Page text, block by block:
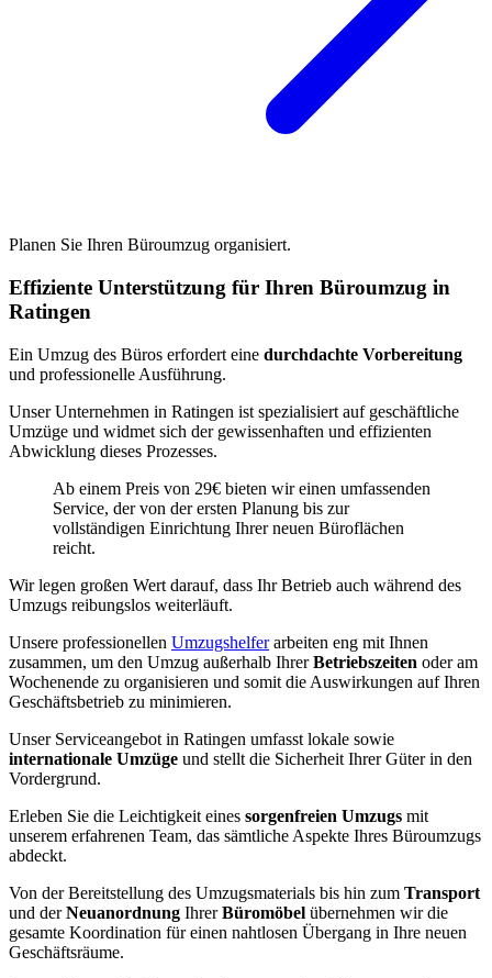
Planen Sie Ihren Büroumzug organisiert.
Effiziente Unterstützung für Ihren Büroumzug in
Ratingen
Ein Umzug des Büros erfordert eine durchdachte Vorbereitung
und professionelle Ausführung.
Unser Unternehmen in Ratingen ist spezialisiert auf geschäftliche
Umzüge und widmet sich der gewissenhaften und effizienten
Abwicklung dieses Prozesses.
Ab einem Preis von 29€ bieten wir einen umfassenden
Service, der von der ersten Planung bis zur
vollständigen Einrichtung Ihrer neuen Büroflächen
reicht.
Wir legen großen Wert darauf, dass Ihr Betrieb auch während des
Umzugs reibungslos weiterläuft.
Unsere professionellen Umzugshelferarbeiten eng mit Ihnen
zusammen, um den Umzug außerhalb IhrerBetriebszeiten oder am
Wochenende zu organisieren und somit die Auswirkungen auf Ihren
Geschäftsbetrieb zu minimieren.
Unser Serviceangebot in Ratingen umfasst lokale sowie
internationale Umzüge und stellt die Sicherheit Ihrer Güter in den
Vordergrund.
Erleben Sie die Leichtigkeit eines sorgenfreien Umzugs mit
unserem erfahrenen Team, das sämtliche Aspekte Ihres Büroumzugs
abdeckt.
Von der Bereitstellung des Umzugsmaterials bis hin zum Transport
und derNeuanordnung IhrerBüromöbel übernehmen wir die
gesamte Koordination für einen nahtlosen Übergang in Ihre neuen
Geschäftsräume.